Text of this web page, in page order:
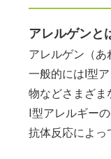
アレルゲンと
アレルゲン（あ
一般的にはI型
物などさまざま
Ⅰ型アレルギー
抗体反応によっ